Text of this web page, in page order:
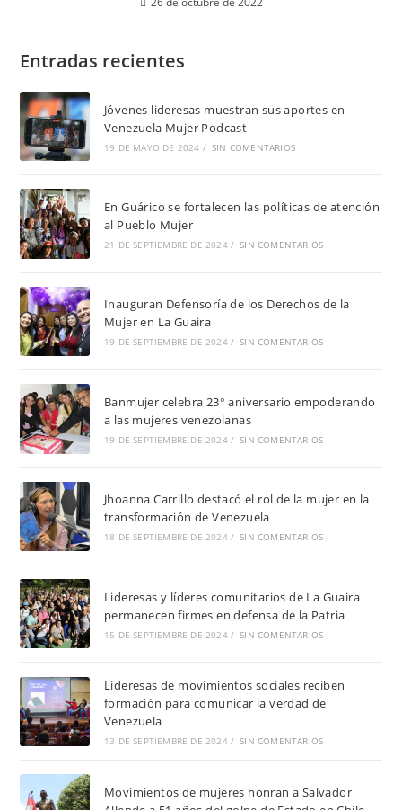
Entradas recientes
Jóvenes lideresas muestran sus aportes en
Venezuela Mujer Podcast
19 DE MAYO DE 2024 / SIN COMENTARIOS
En Guárico se fortalecen las políticas de atención
al Pueblo Mujer
21 DE SEPTIEMBRE DE 2024 / SIN COMENTARIOS
Inauguran Defensoría de los Derechos de la
Mujer en La Guaira
19 DE SEPTIEMBRE DE 2024 / SIN COMENTARIOS
Banmujer celebra 23° aniversario empoderando
a las mujeres venezolanas
19 DE SEPTIEMBRE DE 2024 / SIN COMENTARIOS
Jhoanna Carrillo destacó el rol de la mujer en la
transformación de Venezuela
18 DE SEPTIEMBRE DE 2024 / SIN COMENTARIOS
Lideresas y líderes comunitarios de La Guaira
permanecen firmes en defensa de la Patria
15 DE SEPTIEMBRE DE 2024 / SIN COMENTARIOS
Lideresas de movimientos sociales reciben
formación para comunicar la verdad de
Venezuela
13 DE SEPTIEMBRE DE 2024 / SIN COMENTARIOS
Movimientos de mujeres honran a Salvador